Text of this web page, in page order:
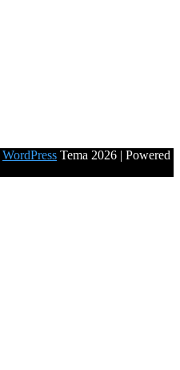
WordPress Tema 2026 | Powered